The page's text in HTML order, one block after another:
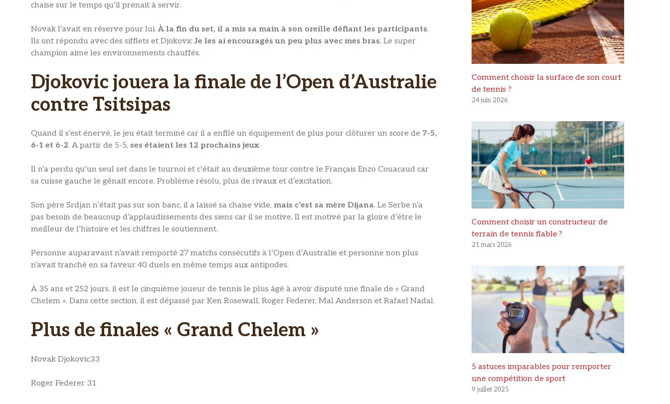
chaise sur le temps qu’il prenait à servir.
Novak l’avait en réserve pour lui. À la fin du set, il a mis sa main à son oreille défiant les participants.
Ils ont répondu avec des sifflets et DjokovicJe les ai encouragés un peu plus avec mes bras. Le super
champion aime les environnements chauffés.
Djokovic jouera la finale de l’Open d’Australie
contre Tsitsipas
Quand il s’est énervé, le jeu était terminé car il a enfilé un équipement de plus pour clôturer un score de 7-5,
6-1 et 6-2. A partir de 5-5, ses étaient les 12 prochains jeux.
Il n’a perdu qu’un seul set dans le tournoi et c’était au deuxième tour contre le Français Enzo Couacaud car
sa cuisse gauche le gênait encore. Problème résolu, plus de rivaux et d’excitation.
Son père Srdjan n’était pas sur son banc, il a laissé sa chaise vide, mais c’est sa mère Dijana. Le Serbe n’a
pas besoin de beaucoup d’applaudissements des siens car il se motive. Il est motivé par la gloire d’être le
meilleur de l’histoire et les chiffres le soutiennent.
Personne auparavant n’avait remporté 27 matchs consécutifs à l’Open d’Australie et personne non plus
n’avait tranché en sa faveur 40 duels en même temps aux antipodes.
À 35 ans et 252 jours, il est le cinquième joueur de tennis le plus âgé à avoir disputé une finale de « Grand
Chelem ». Dans cette section, il est dépassé par Ken Rosewall, Roger Federer, Mal Anderson et Rafael Nadal.
Plus de finales « Grand Chelem »
Novak Djokovic33
Roger Federer 31
Comment choisir la surface de son court
de tennis ?
24 juin 2026
Comment choisir un constructeur de
terrain de tennis fiable ?
21 mars 2026
5 astuces imparables pour remporter
une compétition de sport
9 juillet 2025